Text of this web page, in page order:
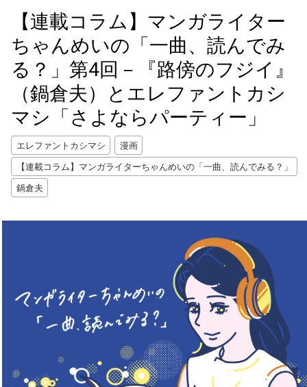
【連載コラム】マンガライター
ちゃんめいの「一曲、読んでみ
る？」第4回－『路傍のフジイ』
（鍋倉夫）とエレファントカシ
マシ「さよならパーティー」
エレファントカシマシ
漫画
【連載コラム】マンガライターちゃんめいの「一曲、読んでみる？」
鍋倉夫